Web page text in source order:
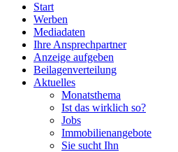
Start
Werben
Mediadaten
Ihre Ansprechpartner
Anzeige aufgeben
Beilagenverteilung
Aktuelles
Monatsthema
Ist das wirklich so?
Jobs
Immobilienangebote
Sie sucht Ihn